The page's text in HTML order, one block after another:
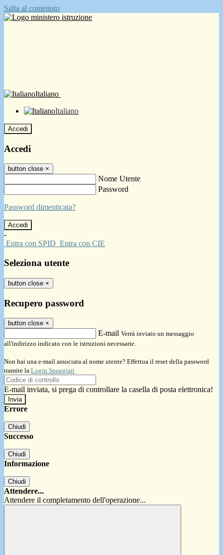
Salta al contenuto
Italiano
Italiano
Accedi
Accedi
button close ×
Nome Utente
Password
Password dimenticata?
-
Entra con SPID Entra con CIE
Seleziona utente
button close ×
Recupero password
button close ×
E-mail Verrà inviato un messaggio
all'indirizzo indicato con le istruzioni necessarie.
Non hai una e-mail associata al nome utente? Effettua il reset della password
tramite la Login Spaggiari
E-mail inviata, si prega di controllare la casella di posta elettronica!
Errore
Chiudi
Successo
Chiudi
Informazione
Chiudi
Attendere...
Attendere il completamento dell'operazione...